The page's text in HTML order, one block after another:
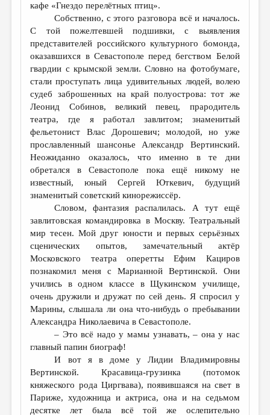
кафе «Гнездо перелётных птиц».
Собственно, с этого разговора всё и началось.
С той пожелтевшей подшивки, с выявления
представителей российского культурного бомонда,
оказавшихся в Севастополе перед бегством Белой
гвардии с крымской земли. Словно на фотобумаге,
стали проступать лица удивительных людей, волею
судеб заброшенных на край полуострова: тот же
Леонид Собинов, великий певец, прародитель
театра, где я работал завлитом; знаменитый
фельетонист Влас Дорошевич; молодой, но уже
прославленный шансонье Александр Вертинский.
Неожиданно оказалось, что именно в те дни
обретался в Севастополе пока ещё никому не
известный, юный Сергей Юткевич, будущий
знаменитый советский кинорежиссёр.
Словом, фантазия распалилась. А тут ещё
завлитовская командировка в Москву. Театральный
мир тесен. Мой друг юности и первых серьёзных
сценических опытов, замечательный актёр
Московского театра оперетты Ефим Кациров
познакомил меня с Марианной Вертинской. Они
учились в одном классе в Щукинском училище,
очень дружили и дружат по сей день. Я спросил у
Марины, слышала ли она что-нибудь о пребывании
Александра Николаевича в Севастополе.
– Это всё надо у мамы узнавать, – она у нас
главный папин биограф!
И вот я в доме у Лидии Владимировны
Вертинской. Красавица-грузинка (потомок
княжеского рода Циргвава), появившаяся на свет в
Париже, художница и актриса, она и на седьмом
десятке лет была всё той же ослепительно